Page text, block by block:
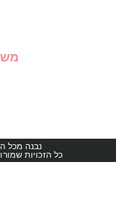
נבנה מכל
כל הזכויות